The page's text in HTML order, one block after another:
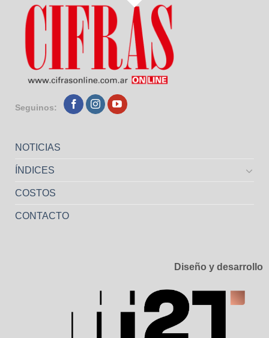
Seguinos:
NOTICIAS
ÍNDICES
COSTOS
CONTACTO
Diseño y desarrollo